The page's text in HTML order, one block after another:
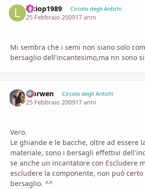
luciop1989 Circolo degli Antichi
25 Febbraio 200917 anni
Mi sembra che i semi non siano solo
bersaglio dell'incantesimo,ma nn sono
Morwen Circolo degli Antichi
25 Febbraio 200917 anni
Vero.
Le ghiande e le bacche, oltre ad essere
materiale, sono i bersagli effettivi
se anche un incantatore con Escludere
escludere la componente, non può
bersaglio. ^^